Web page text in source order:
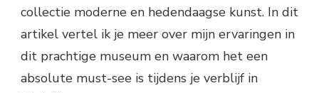
collectie moderne en hedendaagse kunst. In dit
artikel vertel ik je meer over mijn ervaringen in
dit prachtige museum en waarom het een
absolute must-see is tijdens je verblijf in